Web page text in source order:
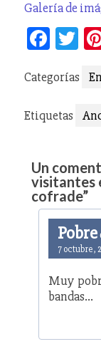
Galería de
Categorías
Etiquetas
Un
visitantes
cofrade”
Pobre
7 octubre,
Muy
bandas…